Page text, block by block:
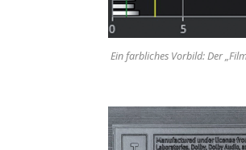
Ein farbliches Vorbild: Der